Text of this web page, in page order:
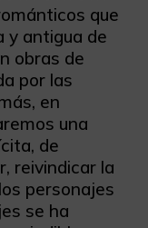
que
y antigua de
obras de
por las
en
una
de
reivindicar la
personajes
se ha